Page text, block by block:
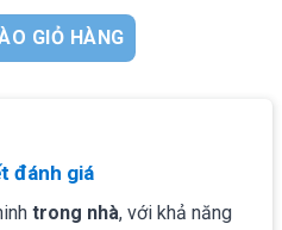
trong nhà WiFi không dây,
GIỎ HÀNG
đánh giá
trong nhà, với khả năng